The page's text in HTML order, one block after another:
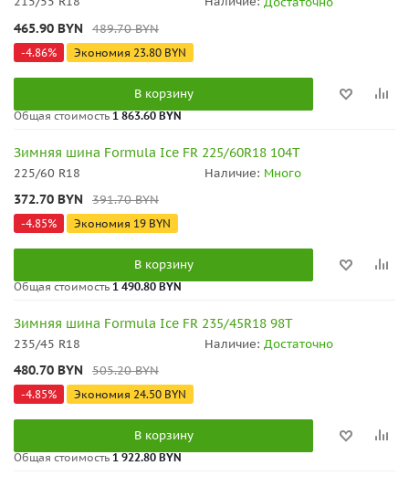
465.90 BYN 489.70BYN
-4.86% Экономия 23.80 BYN
В корзину
Общая стоимость1 863.60 BYN
Зимняя шина Formula Ice FR 225/60R18 104T
225/60 R18 Наличие: Много
372.70 BYN 391.70BYN
-4.85% Экономия 19 BYN
В корзину
Общая стоимость1 490.80 BYN
Зимняя шина Formula Ice FR 235/45R18 98T
235/45 R18 Наличие: Достаточно
480.70 BYN 505.20BYN
-4.85% Экономия 24.50 BYN
В корзину
Общая стоимость 1 922.80 BYN